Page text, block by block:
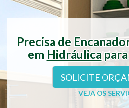
Precisa de
em Hidráulicapara
SOLICITE
VEJA OS